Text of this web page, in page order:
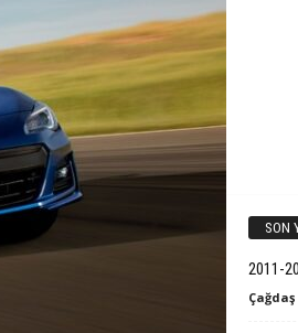
SON
2011-
Çağdaş